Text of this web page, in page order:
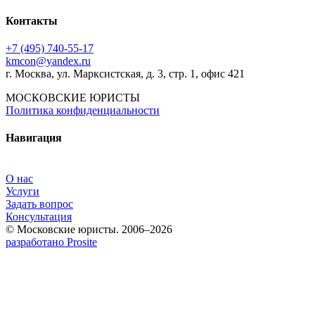
Контакты
+7 (495) 740‑55‑17
kmcon@yandex.ru
г. Москва, ул. Марксистская, д. 3, стр. 1, офис 421
МОСКОВСКИЕ ЮРИСТЫ
Политика конфиденциальности
Навигация
О нас
Услуги
Задать вопрос
Консультация
© Московские юристы. 2006–2026
разработано Prosite